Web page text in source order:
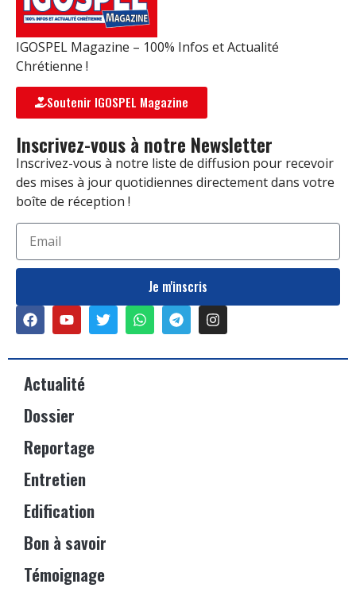
IGOSPEL Magazine – 100% Infos et Actualité
Chrétienne !
Soutenir IGOSPEL Magazine
Inscrivez-vous à notre Newsletter
Inscrivez-vous à notre liste de diffusion pour recevoir
des mises à jour quotidiennes directement dans votre
boîte de réception !
Je m'inscris
Actualité
Dossier
Reportage
Entretien
Edification
Bon à savoir
Témoignage